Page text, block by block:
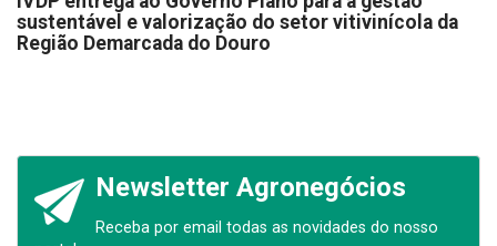
sustentável e valorização do setor vitivinícola da
Região Demarcada do Douro
Newsletter Agronegócios
Receba por email todas as novidades do nosso